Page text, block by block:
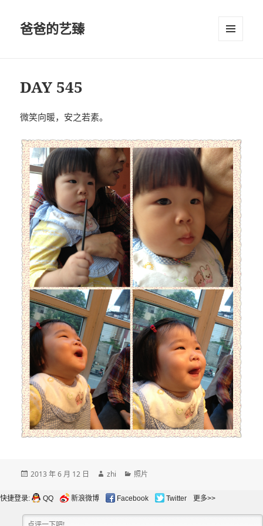
爸爸的艺臻
DAY 545
微笑向暖，安之若素。
发
于
2013 年 6 月 12 日
作
zhi
分
照片
快捷登录: QQ 新浪微博 Facebook Twitter 更多>>